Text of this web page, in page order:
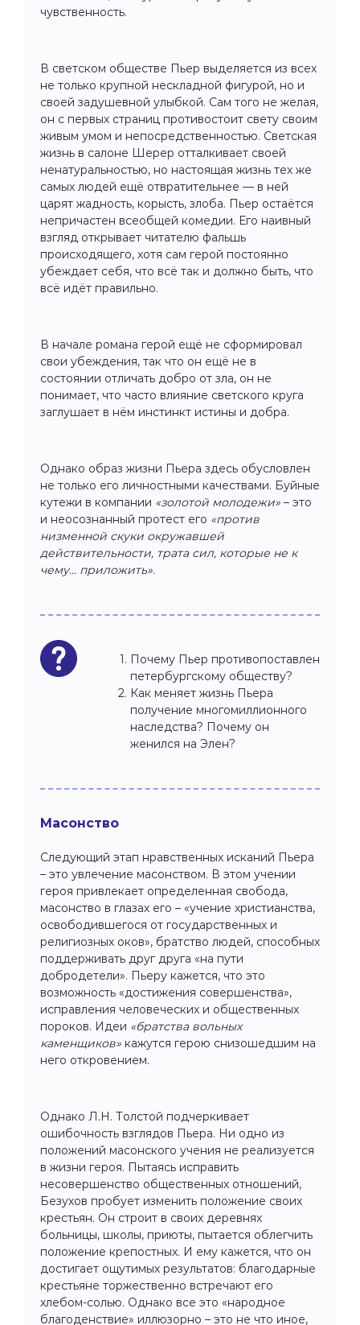
чувственность.
В светском обществе Пьер выделяется из всех
не только крупной нескладной фигурой, но и
своей задушевной улыбкой. Сам того не желая,
он с первых стра­ниц противостоит свету своим
живым умом и непосред­ственностью. Светская
жизнь в салоне Шерер отталкивает своей
ненатуральностью, но настоящая жизнь тех же
самых людей ещё отвратительнее — в ней
царят жадность, корысть, злоба. Пьер остаётся
непричастен всеобщей комедии. Его наив­ный
взгляд открывает читателю фальшь
происходящего, хотя сам ге­рой постоянно
убеждает себя, что всё так и должно быть, что
всё идёт правильно.
В начале романа герой ещё не сформировал
свои убеждения, так что он ещё не в
состоянии отличать добро от зла, он не
понимает, что часто влияние светского круга
заглушает в нём инстинкт истины и добра.
Однако образ жизни Пьера здесь обусловлен
не только его личностными качествами. Буйные
кутежи в компании «золотой молодежи» – это
и неосознанный протест его «против
низменной скуки окружавшей
действительности, трата сил, которые не к
чему... приложить».
Почему Пьер противопоставлен
петербургскому обществу?
Как меняет жизнь Пьера
получение многомиллионного
наследства? Почему он
женился на Элен?
Масонство
Следующий этап нравственных исканий Пьера
– это увлечение масонством. В этом учении
героя привлекает определенная свобода,
масонство в глазах его – «учение христианства,
освободившегося от государственных и
религиозных оков», братство людей, способных
поддерживать друг друга «на пути
добродетели». Пьеру кажется, что это
возможность «достижения совершенства»,
исправления человеческих и общественных
пороков. Идеи «братства вольных
каменщиков» кажутся герою снизошедшим на
него откровением.
Однако Л.Н. Толстой подчеркивает
ошибочность взглядов Пьера. Ни одно из
положений масонского учения не реализуется
в жизни героя. Пытаясь исправить
несовершенство общественных отношений,
Безухов пробует изменить положение своих
крестьян. Он строит в своих деревнях
больницы, школы, приюты, пытается облегчить
положение крепостных. И ему кажется, что он
достигает ощутимых результатов: благодарные
крестьяне торжественно встречают его
хлебом-солью. Однако все это «народное
благоденствие» иллюзорно – это не что иное,